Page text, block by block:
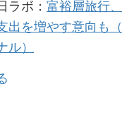
ラボ： 富裕層旅行
を増やす意向も（
）